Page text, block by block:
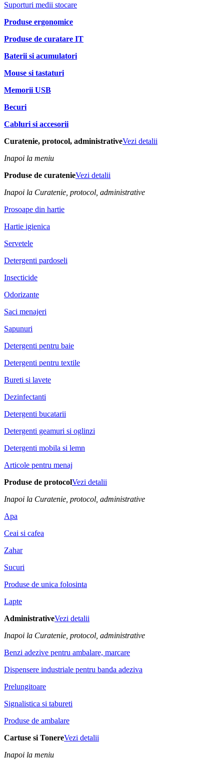
Suporturi medii stocare
Produse ergonomice
Produse de curatare IT
Baterii si acumulatori
Mouse si tastaturi
Memorii USB
Becuri
Cabluri si accesorii
Curatenie, protocol, administrativeVezi detalii
Inapoi la meniu
Produse de curatenieVezi detalii
Inapoi la Curatenie, protocol, administrative
Prosoape din hartie
Hartie igienica
Servetele
Detergenti pardoseli
Insecticide
Odorizante
Saci menajeri
Sapunuri
Detergenti pentru baie
Detergenti pentru textile
Bureti si lavete
Dezinfectanti
Detergenti bucatarii
Detergenti geamuri si oglinzi
Detergenti mobila si lemn
Articole pentru menaj
Produse de protocolVezi detalii
Inapoi la Curatenie, protocol, administrative
Apa
Ceai si cafea
Zahar
Sucuri
Produse de unica folosinta
Lapte
AdministrativeVezi detalii
Inapoi la Curatenie, protocol, administrative
Benzi adezive pentru ambalare, marcare
Dispensere industriale pentru banda adeziva
Prelungitoare
Signalistica si tabureti
Produse de ambalare
Cartuse si TonereVezi detalii
Inapoi la meniu